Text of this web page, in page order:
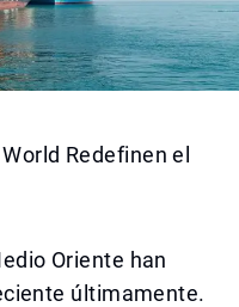
Redefinen el
Oriente han
últimamente.